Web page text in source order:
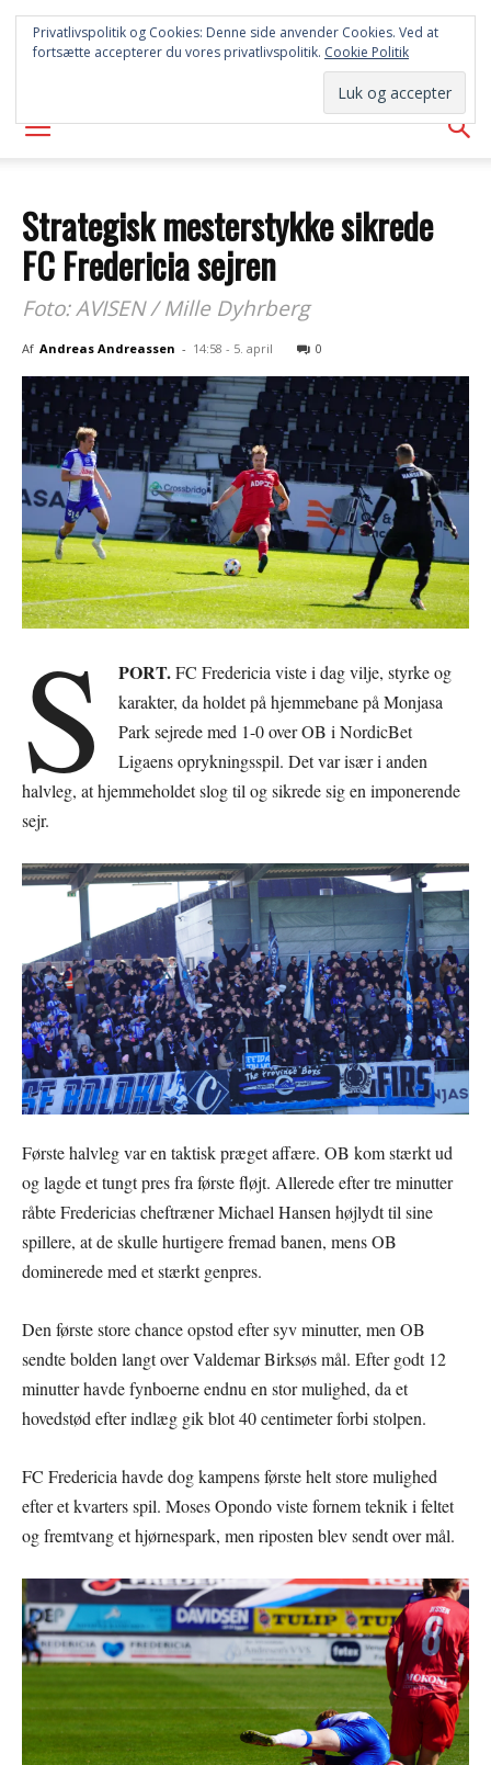
SYD
AVISEN
Strategisk mesterstykke sikrede
FC Fredericia sejren
Foto: AVISEN / Mille Dyhrberg
Af Andreas Andreassen - 14:58 - 5. april 0
S PORT.FC Fredericia viste i dag vilje, styrke og
karakter, da holdet på hjemmebane på Monjasa
Park sejrede med 1-0 over OB i NordicBet
Ligaens oprykningsspil. Det var især i anden
halvleg, at hjemmeholdet slog til og sikrede sig en imponerende
sejr.
Første halvleg var en taktisk præget affære. OB kom stærkt ud
og lagde et tungt pres fra første fløjt. Allerede efter tre minutter
råbte Fredericias cheftræner Michael Hansen højlydt til sine
spillere, at de skulle hurtigere fremad banen, mens OB
dominerede med et stærkt genpres.
Den første store chance opstod efter syv minutter, men OB
sendte bolden langt over Valdemar Birksøs mål. Efter godt 12
minutter havde fynboerne endnu en stor mulighed, da et
hovedstød efter indlæg gik blot 40 centimeter forbi stolpen.
FC Fredericia havde dog kampens første helt store mulighed
efter et kvarters spil. Moses Opondo viste fornem teknik i feltet
og fremtvang et hjørnespark, men riposten blev sendt over mål.
Privatlivspolitik og Cookies: Denne side anvender Cookies. Ved at
fortsætte accepterer du vores privatlivspolitik. Cookie Politik